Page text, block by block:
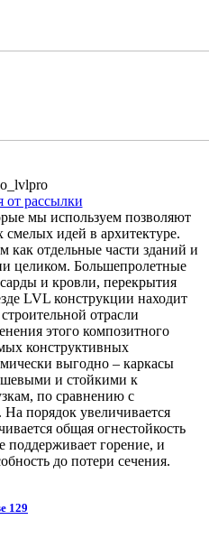
от рассылки
мы используем позволяют
идей в архитектуре.
отдельные части зданий и
целиком. Большепролетные
и кровли, перекрытия
LVL конструкции находит
отрасли
этого композитного
конструктивных
выгодно – каркасы
и стойкими к
по сравнению с
порядок увеличивается
общая огнестойкость
поддерживает горение, и
до потери сечения.
129